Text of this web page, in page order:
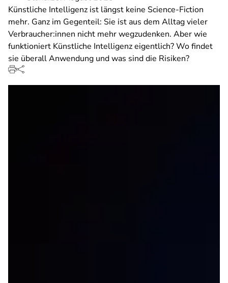
Künstliche Intelligenz ist längst keine Science-Fiction
mehr. Ganz im Gegenteil: Sie ist aus dem Alltag vieler
Verbraucher:innen nicht mehr wegzudenken. Aber wie
funktioniert Künstliche Intelligenz eigentlich? Wo findet
sie überall Anwendung und was sind die Risiken?